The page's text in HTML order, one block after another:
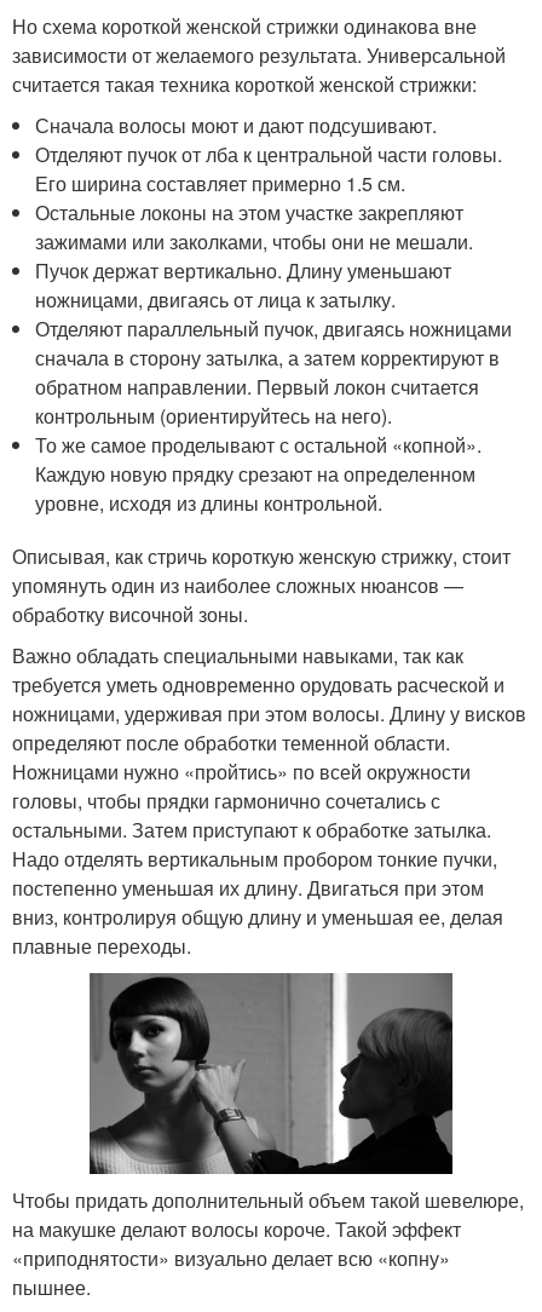
Но схема короткой женской стрижки одинакова вне
зависимости от желаемого результата. Универсальной
считается такая техника короткой женской стрижки:
Сначала волосы моют и дают подсушивают.
Отделяют пучок от лба к центральной части головы.
Его ширина составляет примерно 1.5 см.
Остальные локоны на этом участке закрепляют
зажимами или заколками, чтобы они не мешали.
Пучок держат вертикально. Длину уменьшают
ножницами, двигаясь от лица к затылку.
Отделяют параллельный пучок, двигаясь ножницами
сначала в сторону затылка, а затем корректируют в
обратном направлении. Первый локон считается
контрольным (ориентируйтесь на него).
То же самое проделывают с остальной «копной».
Каждую новую прядку срезают на определенном
уровне, исходя из длины контрольной.
Описывая, как стричь короткую женскую стрижку, стоит
упомянуть один из наиболее сложных нюансов —
обработку височной зоны.
Важно обладать специальными навыками, так как
требуется уметь одновременно орудовать расческой и
ножницами, удерживая при этом волосы. Длину у висков
определяют после обработки теменной области.
Ножницами нужно «пройтись» по всей окружности
головы, чтобы прядки гармонично сочетались с
остальными. Затем приступают к обработке затылка.
Надо отделять вертикальным пробором тонкие пучки,
постепенно уменьшая их длину. Двигаться при этом
вниз, контролируя общую длину и уменьшая ее, делая
плавные переходы.
Чтобы придать дополнительный объем такой шевелюре,
на макушке делают волосы короче. Такой эффект
«приподнятости» визуально делает всю «копну»
пышнее.